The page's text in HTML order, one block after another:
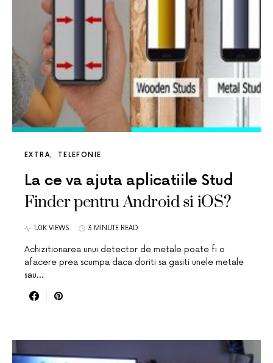
EXTRA TELEFONIE
La ce va ajuta aplicatiile Stud
Finder pentru Android si iOS?
1.0K VIEWS 3 MINUTE READ
Achizitionarea unui detector de metale poate fi o
afacere prea scumpa daca doriti sa gasiti unele metale
sau…